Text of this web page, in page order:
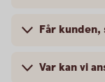
Får
Var kan vi